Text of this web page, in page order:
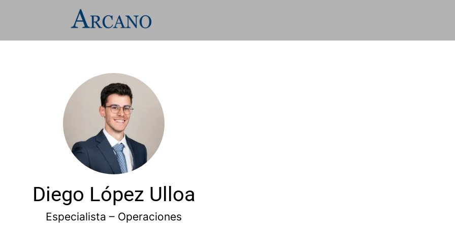
Diego López Ulloa
Especialista – Operaciones